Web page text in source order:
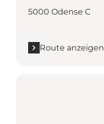
5000 Odense C
Route anzeigen